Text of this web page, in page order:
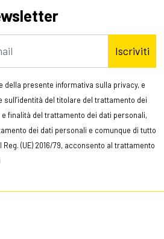
Iscriviti
della presente informativa sulla privacy, e
sull’identità del titolare del trattamento dei
finalità del trattamento dei dati personali,
dei dati personali e comunque di tutto
Reg. (UE) 2016/79, acconsento al trattamento